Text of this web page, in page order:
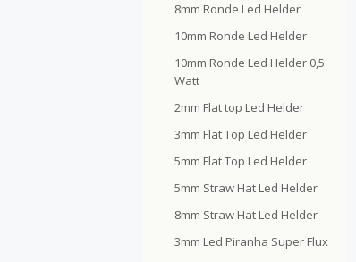
8mm Ronde Led Helder
10mm Ronde Led Helder
10mm Ronde Led Helder 0,5
Watt
2mm Flat top Led Helder
3mm Flat Top Led Helder
5mm Flat Top Led Helder
5mm Straw Hat Led Helder
8mm Straw Hat Led Helder
3mm Led Piranha Super Flux